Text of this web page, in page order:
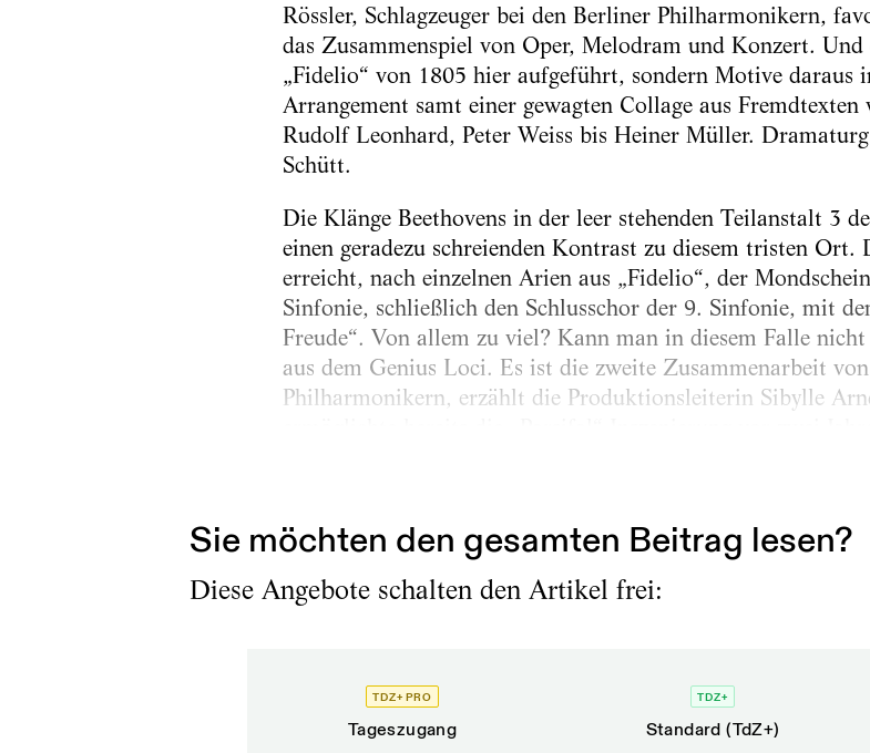
Rössler, Schlagzeuger bei den Berliner Philharmonikern,
das Zusammenspiel von Oper, Melodram und Konzert.
„Fidelio“ von 1805 hier aufgeführt, sondern Motive daraus
Arrangement samt einer gewagten Collage aus
Rudolf Leonhard, Peter Weiss bis Heiner Müller.
Schütt.
Die Klänge Beethovens in der leer stehenden Teilanstalt 3
einen geradezu schreienden Kontrast zu diesem tristen
erreicht, nach einzelnen Arien aus „Fidelio“, der
Sinfonie, schließlich den Schlusschor der 9. Sinfonie, mit
Freude“. Von allem zu viel? Kann man in diesem Falle
aus dem Genius Loci. Es ist die zweite Zusammenarbeit
Philharmonikern, erzählt die Produktionsleiterin Sibylle
Sie möchten den gesamten Beitrag lesen?
Diese Angebote schalten den Artikel frei:
TDZ+ PRO
Tageszugang
TDZ+
Standard (TdZ+)